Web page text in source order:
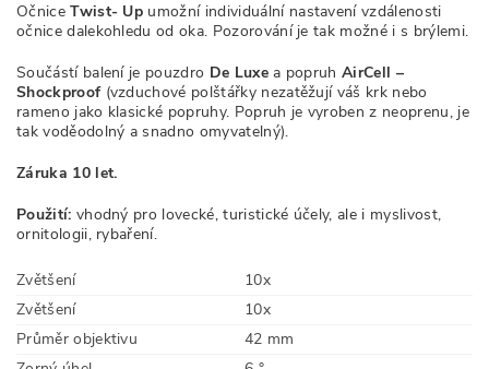
OčniceTwist- Up umožní individuální nastavení vzdálenosti
očnice dalekohledu od oka. Pozorování je tak možné i s brýlemi.
Součástí balení je pouzdro De Luxea popruhAirCell –
Shockproof(vzduchové polštářky nezatěžují váš krk nebo
rameno jako klasické popruhy. Popruh je vyroben z neoprenu, je
tak voděodolný a snadno omyvatelný).
Záruka 10 let.
Použití: vhodný pro lovecké, turistické účely, ale i myslivost,
ornitologii, rybaření.
Zvětšení
10x
Zvětšení
10x
Průměr objektivu
42 mm